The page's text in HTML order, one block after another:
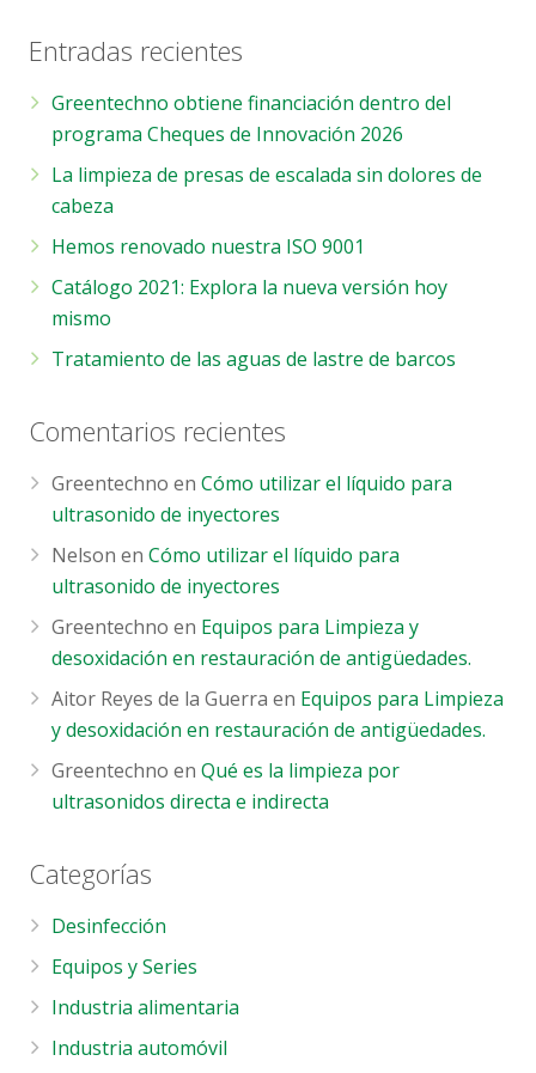
Entradas recientes
Greentechno obtiene financiación dentro del
programa Cheques de Innovación 2026
La limpieza de presas de escalada sin dolores de
cabeza
Hemos renovado nuestra ISO 9001
Catálogo 2021: Explora la nueva versión hoy
mismo
Tratamiento de las aguas de lastre de barcos
Comentarios recientes
Greentechno enCómo utilizar el líquido para
ultrasonido de inyectores
Nelson enCómo utilizar el líquido para
ultrasonido de inyectores
Greentechno en Equipos para Limpieza y
desoxidación en restauración de antigüedades.
Aitor Reyes de la Guerra en Equipos para Limpieza
y desoxidación en restauración de antigüedades.
Greentechno enQué es la limpieza por
ultrasonidos directa e indirecta
Categorías
Desinfección
Equipos y Series
Industria alimentaria
Industria automóvil